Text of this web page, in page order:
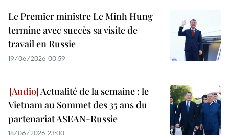
Le Premier ministre Le Minh Hung
termine avec succès sa visite de
travail en Russie
19/06/2026 00:59
Actualité de la semaine : le
Vietnam au Sommet des 35 ans du
partenariat ASEAN-Russie
18/06/2026 23:00